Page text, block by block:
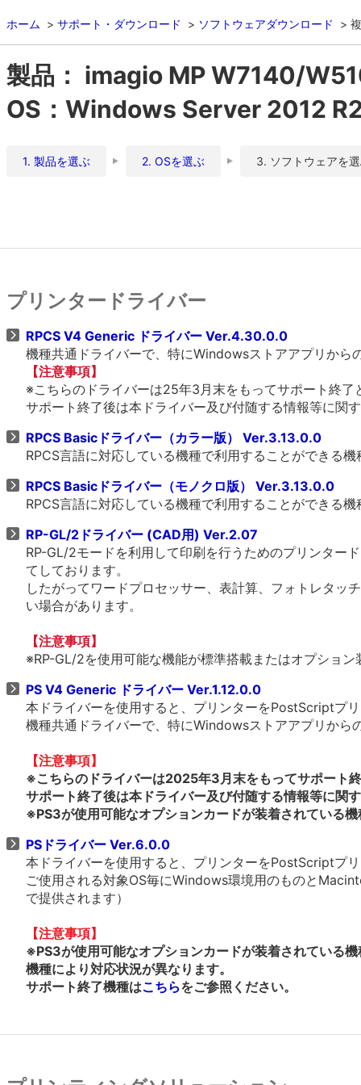
ホーム サポート・ダウンロード ソフトウェアダウンロード
製品： imagio MP W7140/
OS：Windows Server 2012
1. 製品を選ぶ 2. OSを選ぶ 3. ソフトウェアを
プリンタードライバー
RPCS V4 Generic ドライバー Ver.4.30.0.0
機種共通ドライバーで、特にWindowsストアアプリから
【注意事項】
※こちらのドライバーは25年3月末をもってサポート終了
サポート終了後は本ドライバー及び付随する情報等に関
RPCS Basicドライバー（カラー版） Ver.3.13.0.0
RPCS言語に対応している機種で利用することができる
RPCS Basicドライバー（モノクロ版） Ver.3.13.0.0
RPCS言語に対応している機種で利用することができる
RP-GL/2ドライバー (CAD用) Ver.2.07
RP-GL/2モードを利用して印刷を行うためのプリンター
てしております。
したがってワードプロセッサー、表計算、フォトレタッ
い場合があります。
【注意事項】
※RP-GL/2を使用可能な機能が標準搭載またはオプショ
PS V4 Generic ドライバー Ver.1.12.0.0
本ドライバーを使用すると、プリンターをPostScriptプ
機種共通ドライバーで、特にWindowsストアアプリから
【注意事項】
※こちらのドライバーは2025年3月末をもってサポート
サポート終了後は本ドライバー及び付随する情報等に関
※PS3が使用可能なオプションカードが装着されている
PSドライバー Ver.6.0.0
本ドライバーを使用すると、プリンターをPostScriptプ
ご使用される対象OS毎にWindows環境用のものと
で提供されます）
【注意事項】
※PS3が使用可能なオプションカードが装着されている
機種により対応状況が異なります。
サポート終了機種はこちらをご参照ください。